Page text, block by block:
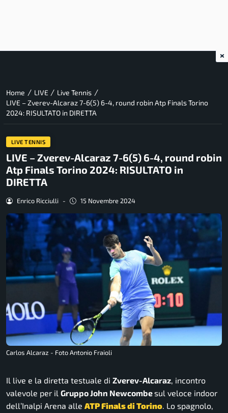
Home / LIVE / Live Tennis /
LIVE – Zverev-Alcaraz 7-6(5) 6-4, round robin Atp Finals Torino
2024: RISULTATO in DIRETTA
LIVE TENNIS
LIVE – Zverev-Alcaraz 7-6(5) 6-4, round robin
Atp Finals Torino 2024: RISULTATO in
DIRETTA
Enrico Ricciulli - 15 Novembre 2024
Carlos Alcaraz - Foto Antonio Fraioli
Il live e la diretta testuale di Zverev-Alcaraz, incontro
valevole per il Gruppo John Newcombesul veloce indoor
dell’Inalpi Arena alle ATP Finals di Torino. Lo spagnolo,
×